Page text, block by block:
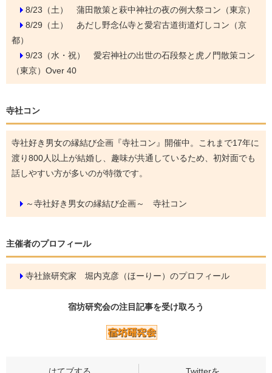
8/23（土） 蒲田散策と萩中神社の夜の例大祭コン（東京）
8/29（土） あだし野念仏寺と愛宕古道街道灯しコン（京
都）
9/23（水・祝） 愛宕神社の出世の石段祭と虎ノ門散策コン
（東京）Over 40
寺社コン
寺社好き男女の縁結び企画『寺社コン』開催中。これまで17年に
渡り800人以上が結婚し、趣味が共通しているため、初対面でも
話しやすい方が多いのが特徴です。
～寺社好き男女の縁結び企画～ 寺社コン
主催者のプロフィール
寺社旅研究家 堀内克彦（ほーりー）のプロフィール
宿坊研究会の注目記事を受け取ろう